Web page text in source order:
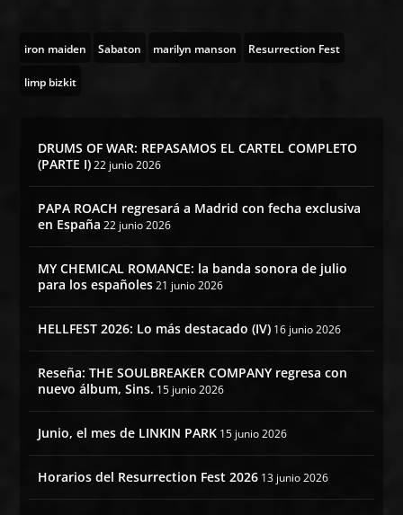
iron maiden Sabaton marilyn manson Resurrection Fest
limp bizkit
DRUMS OF WAR: REPASAMOS EL CARTEL COMPLETO
(PARTE I) 22 junio 2026
PAPA ROACH regresará a Madrid con fecha exclusiva
en España 22 junio 2026
MY CHEMICAL ROMANCE: la banda sonora de julio
para los españoles 21 junio 2026
HELLFEST 2026: Lo más destacado (IV) 16 junio 2026
Reseña: THE SOULBREAKER COMPANY regresa con
nuevo álbum, Sins. 15 junio 2026
Junio, el mes de LINKIN PARK 15 junio 2026
Horarios del Resurrection Fest 2026 13 junio 2026